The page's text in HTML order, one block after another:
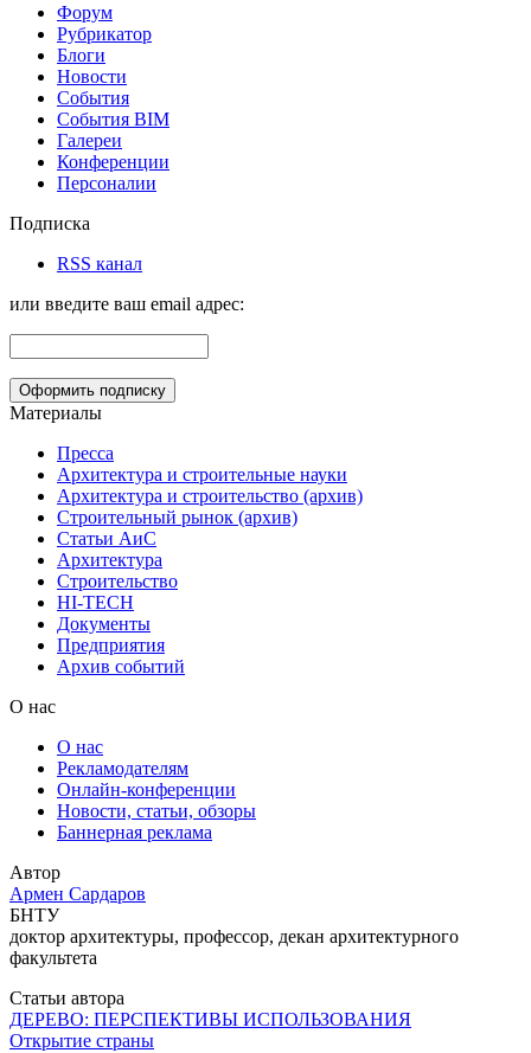
Форум
Рубрикатор
Блоги
Новости
События
События BIM
Галереи
Конференции
Персоналии
Подписка
RSS канал
или введите ваш email адрес:
Материалы
Пресса
Архитектура и строительные науки
Архитектура и строительство (архив)
Строительный рынок (архив)
Статьи АиС
Архитектура
Строительство
HI-TECH
Документы
Предприятия
Архив событий
О нас
О нас
Рекламодателям
Онлайн-конференции
Новости, статьи, обзоры
Баннерная реклама
Автор
Армен Сардаров
БНТУ
доктор архитектуры, профессор, декан архитектурного
факультета
Статьи автора
ДЕРЕВО: ПЕРСПЕКТИВЫ ИСПОЛЬЗОВАНИЯ
Открытие страны